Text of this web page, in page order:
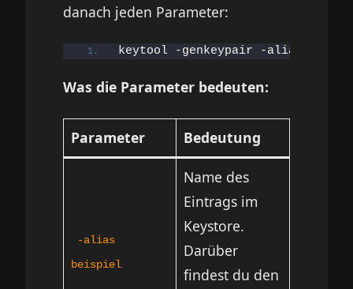
danach jeden Parameter:
keytool -genkeypair -alias
Was die Parameter bedeuten:
Parameter Bedeutung
-alias
beispiel
Name des
Eintrags im
Keystore.
Darüber
findest du den